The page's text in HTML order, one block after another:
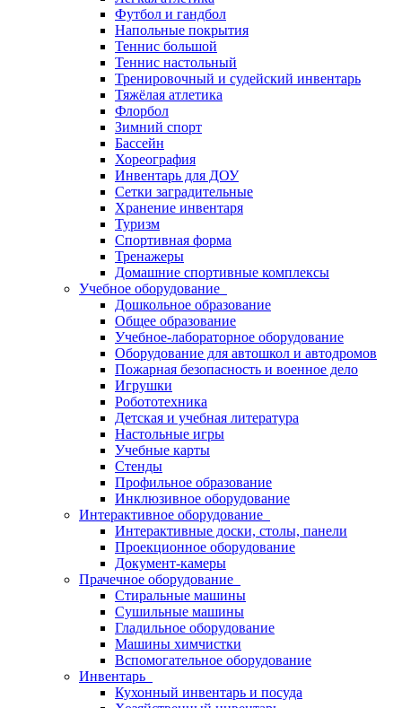
Футбол и гандбол
Напольные покрытия
Теннис большой
Теннис настольный
Тренировочный и судейский инвентарь
Тяжёлая атлетика
Флорбол
Зимний спорт
Бассейн
Хореография
Инвентарь для ДОУ
Сетки заградительные
Хранение инвентаря
Туризм
Спортивная форма
Тренажеры
Домашние спортивные комплексы
Учебное оборудование
Дошкольное образование
Общее образование
Учебное-лабораторное оборудование
Оборудование для автошкол и автодромов
Пожарная безопасность и военное дело
Игрушки
Робототехника
Детская и учебная литература
Настольные игры
Учебные карты
Стенды
Профильное образование
Инклюзивное оборудование
Интерактивное оборудование
Интерактивные доски, столы, панели
Проекционное оборудование
Документ-камеры
Прачечное оборудование
Стиральные машины
Сушильные машины
Гладильное оборудование
Машины химчистки
Вспомогательное оборудование
Инвентарь
Кухонный инвентарь и посуда